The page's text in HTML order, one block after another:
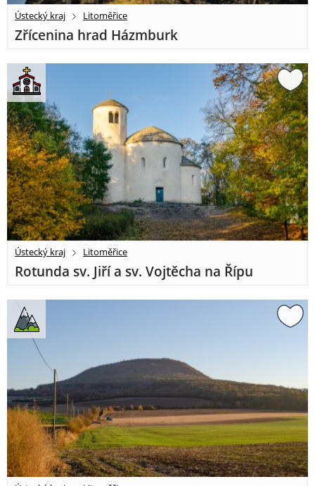
Ústecký kraj Litoměřice
Zřícenina hrad Házmburk
Ústecký kraj Litoměřice
Rotunda sv. Jiří a sv. Vojtěcha na Řípu